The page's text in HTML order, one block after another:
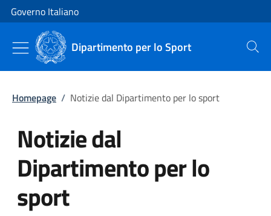
Vai al contenuto
Vai alla navigazione del sito
Governo Italiano
Dipartimento per lo Sport Cerca
Homepage / Notizie dal Dipartimento per lo sport
Notizie dal
Dipartimento per lo
sport